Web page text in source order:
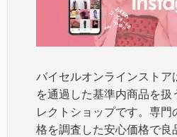
バイセルオンラインストア
を通過した基準内商品を扱
レクトショップです。専門
格を調査した安心価格で良